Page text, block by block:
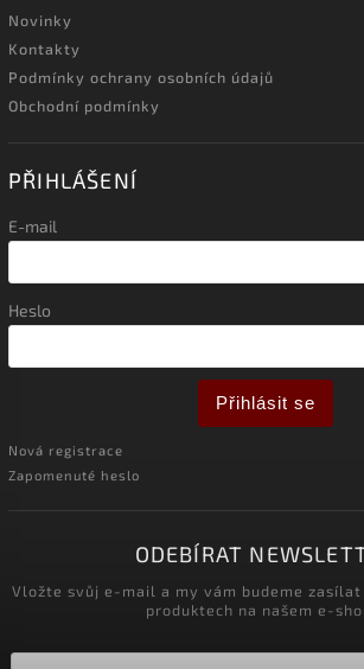
Novinky
Kontakty
Podmínky ochrany osobních údajů
Obchodní podmínky
PŘIHLÁŠENÍ
E-mail
Heslo
Přihlásit se
Nová registrace
Zapomenuté heslo
ODEBÍRAT
Vložte svůj e-mail a my vám budeme
produktech na našem e-